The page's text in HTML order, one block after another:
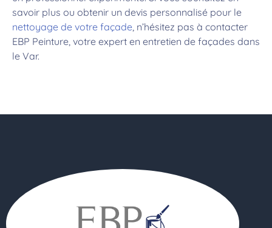
savoir plus ou obtenir un devis personnalisé pour le
nettoyage de votre façade , n’hésitez pas à contacter
EBP Peinture, votre expert en entretien de façades dans
le Var.